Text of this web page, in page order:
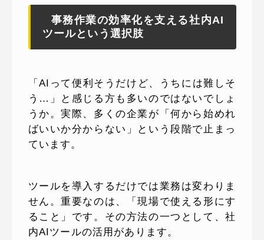
事務作業の効率化を支える社内AI
ツールという選択肢
「AIって便利そうだけど、うちには難しそ
う…」と感じる方も多いのではないでしょ
うか。実際、多くの企業が「何から始めれ
ばいいか分からない」という段階で止まっ
ています。
ツールを導入するだけでは業務は変わりま
せん。重要なのは、「現場で使える形にす
ること」です。その方法の一つとして、社
内AIツールの活用があります。